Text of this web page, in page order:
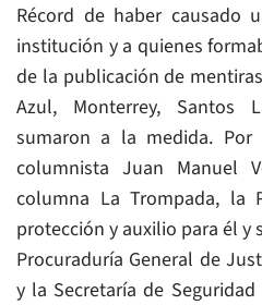
Récord de haber causado
institución y a quienes
de la publicación de
Azul, Monterrey, Santos
sumaron a la medida. Por
columnista Juan Manuel
columna La Trompada, la
protección y auxilio para él y
Procuraduría General de
y la Secretaría de